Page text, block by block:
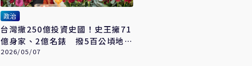
政治
台灣撒250億投資史國！史王擁71
億身家、2億名錶 撥5百公頃地
喊：打造另個台灣
2026/05/07